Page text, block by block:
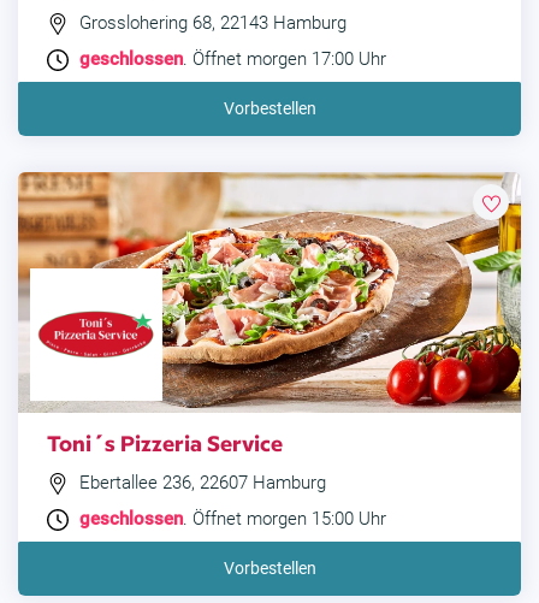
Grosslohering 68, 22143 Hamburg
geschlossen. Öffnet morgen 17:00 Uhr
Vorbestellen
Toni´s Pizzeria Service
Ebertallee 236, 22607 Hamburg
geschlossen. Öffnet morgen 15:00 Uhr
Vorbestellen